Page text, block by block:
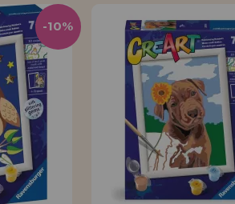
-10%